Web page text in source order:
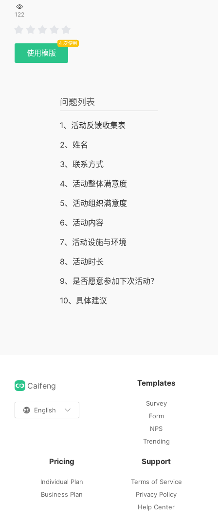

122
使用模版
4 次使用
问题列表
1、活动反馈收集表
2、姓名
3、联系方式
4、活动整体满意度
5、活动组织满意度
6、活动内容
7、活动设施与环境
8、活动时长
9、是否愿意参加下次活动？
10、具体建议
Caifeng
 English 
Templates
Survey
Form
NPS
Trending
Pricing
Individual Plan
Business Plan
Support
Terms of Service
Privacy Policy
Help Center